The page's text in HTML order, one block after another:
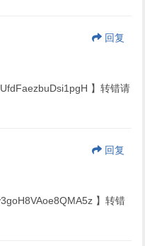
回复
】转错请
回复
】转错